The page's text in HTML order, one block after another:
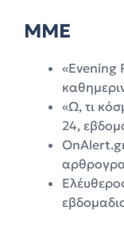
ΜΜΕ
«Evening
«Ω, τι
24,